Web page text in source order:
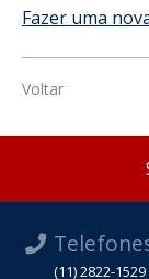
Fazer uma
Voltar
(11) 2822-1529